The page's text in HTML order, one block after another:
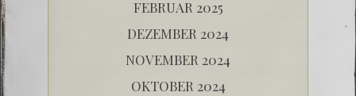
FEBRUAR 2025
DEZEMBER 2024
NOVEMBER 2024
OKTOBER 2024